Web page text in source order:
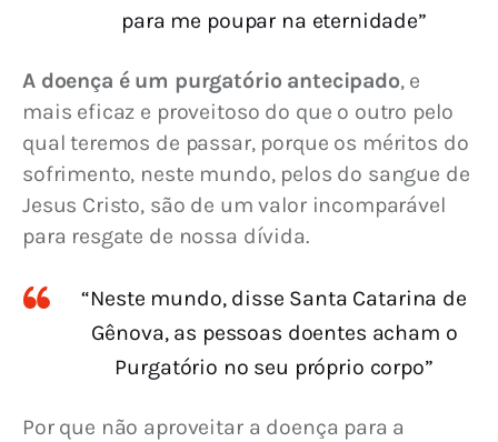
para me poupar na eternidade”
A doença é um purgatório antecipado, e
mais eficaz e proveitoso do que o outro pelo
qual teremos de passar, porque os méritos do
sofrimento, neste mundo, pelos do sangue de
Jesus Cristo, são de um valor incomparável
para resgate de nossa dívida.
“Neste mundo, disse Santa Catarina de
Gênova, as pessoas doentes acham o
Purgatório no seu próprio corpo”
Por que não aproveitar a doença para a